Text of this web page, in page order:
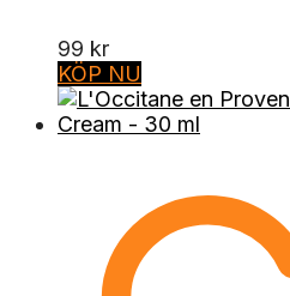
99 kr
KÖP NU